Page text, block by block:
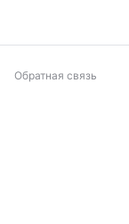
Обратная связь